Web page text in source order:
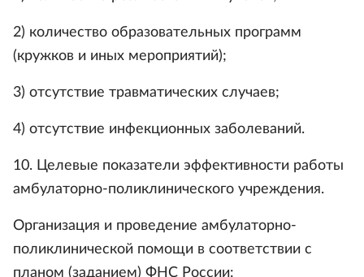
2) количество образовательных программ
(кружков и иных мероприятий);
3) отсутствие травматических случаев;
4) отсутствие инфекционных заболеваний.
10. Целевые показатели эффективности работы
амбулаторно-поликлинического учреждения.
Организация и проведение амбулаторно-
поликлинической помощи в соответствии с
планом (заданием) ФНС России: